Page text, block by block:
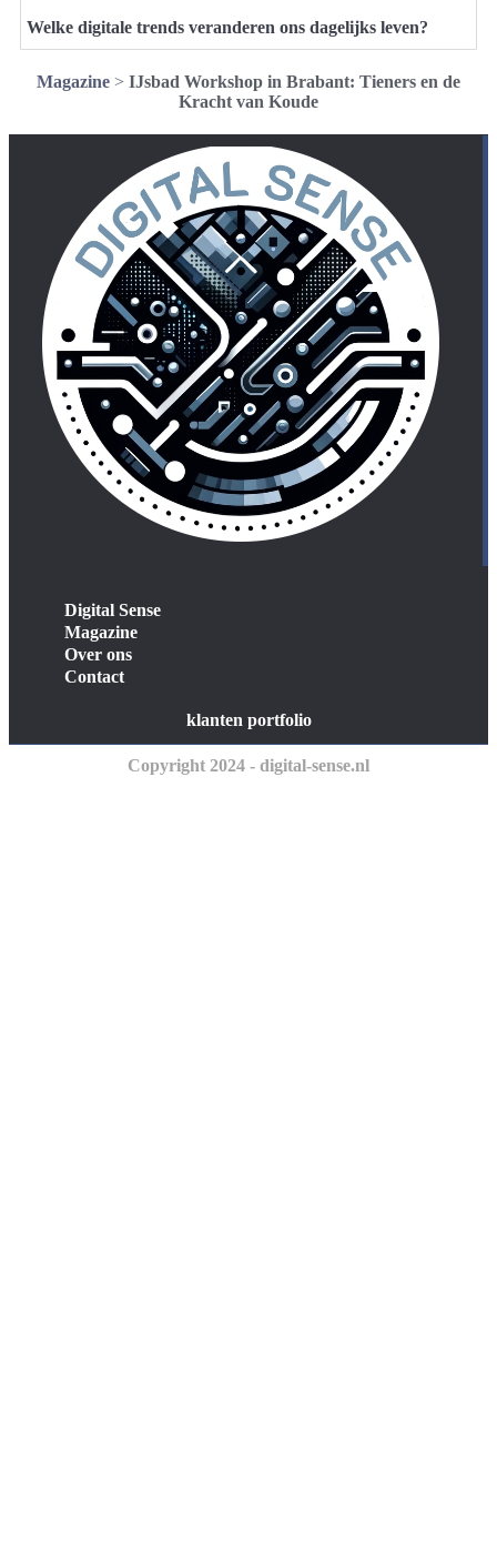
Welke digitale trends veranderen ons dagelijks leven?
Magazine > IJsbad Workshop in Brabant: Tieners en de
Kracht van Koude
Digital Sense
Magazine
Over ons
Contact
klanten portfolio
Copyright 2024 - digital-sense.nl